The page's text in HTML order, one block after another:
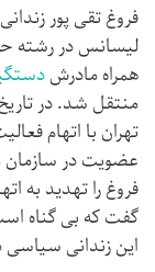
همراه مادرش
تهران با اتهام
عضویت در
فروغ را تهدید به
گفت که بی گناه
این زندانی سیاسی در نهایت به